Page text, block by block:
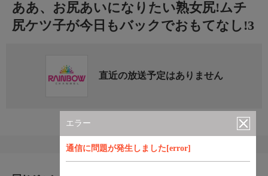
エラー
通信に問題が発生しました[error]
ああ、お尻あいになりたい熟女尻!ムチ
尻ケツ子が今日もバックでおもてなし!3
直近の放送予定はありません